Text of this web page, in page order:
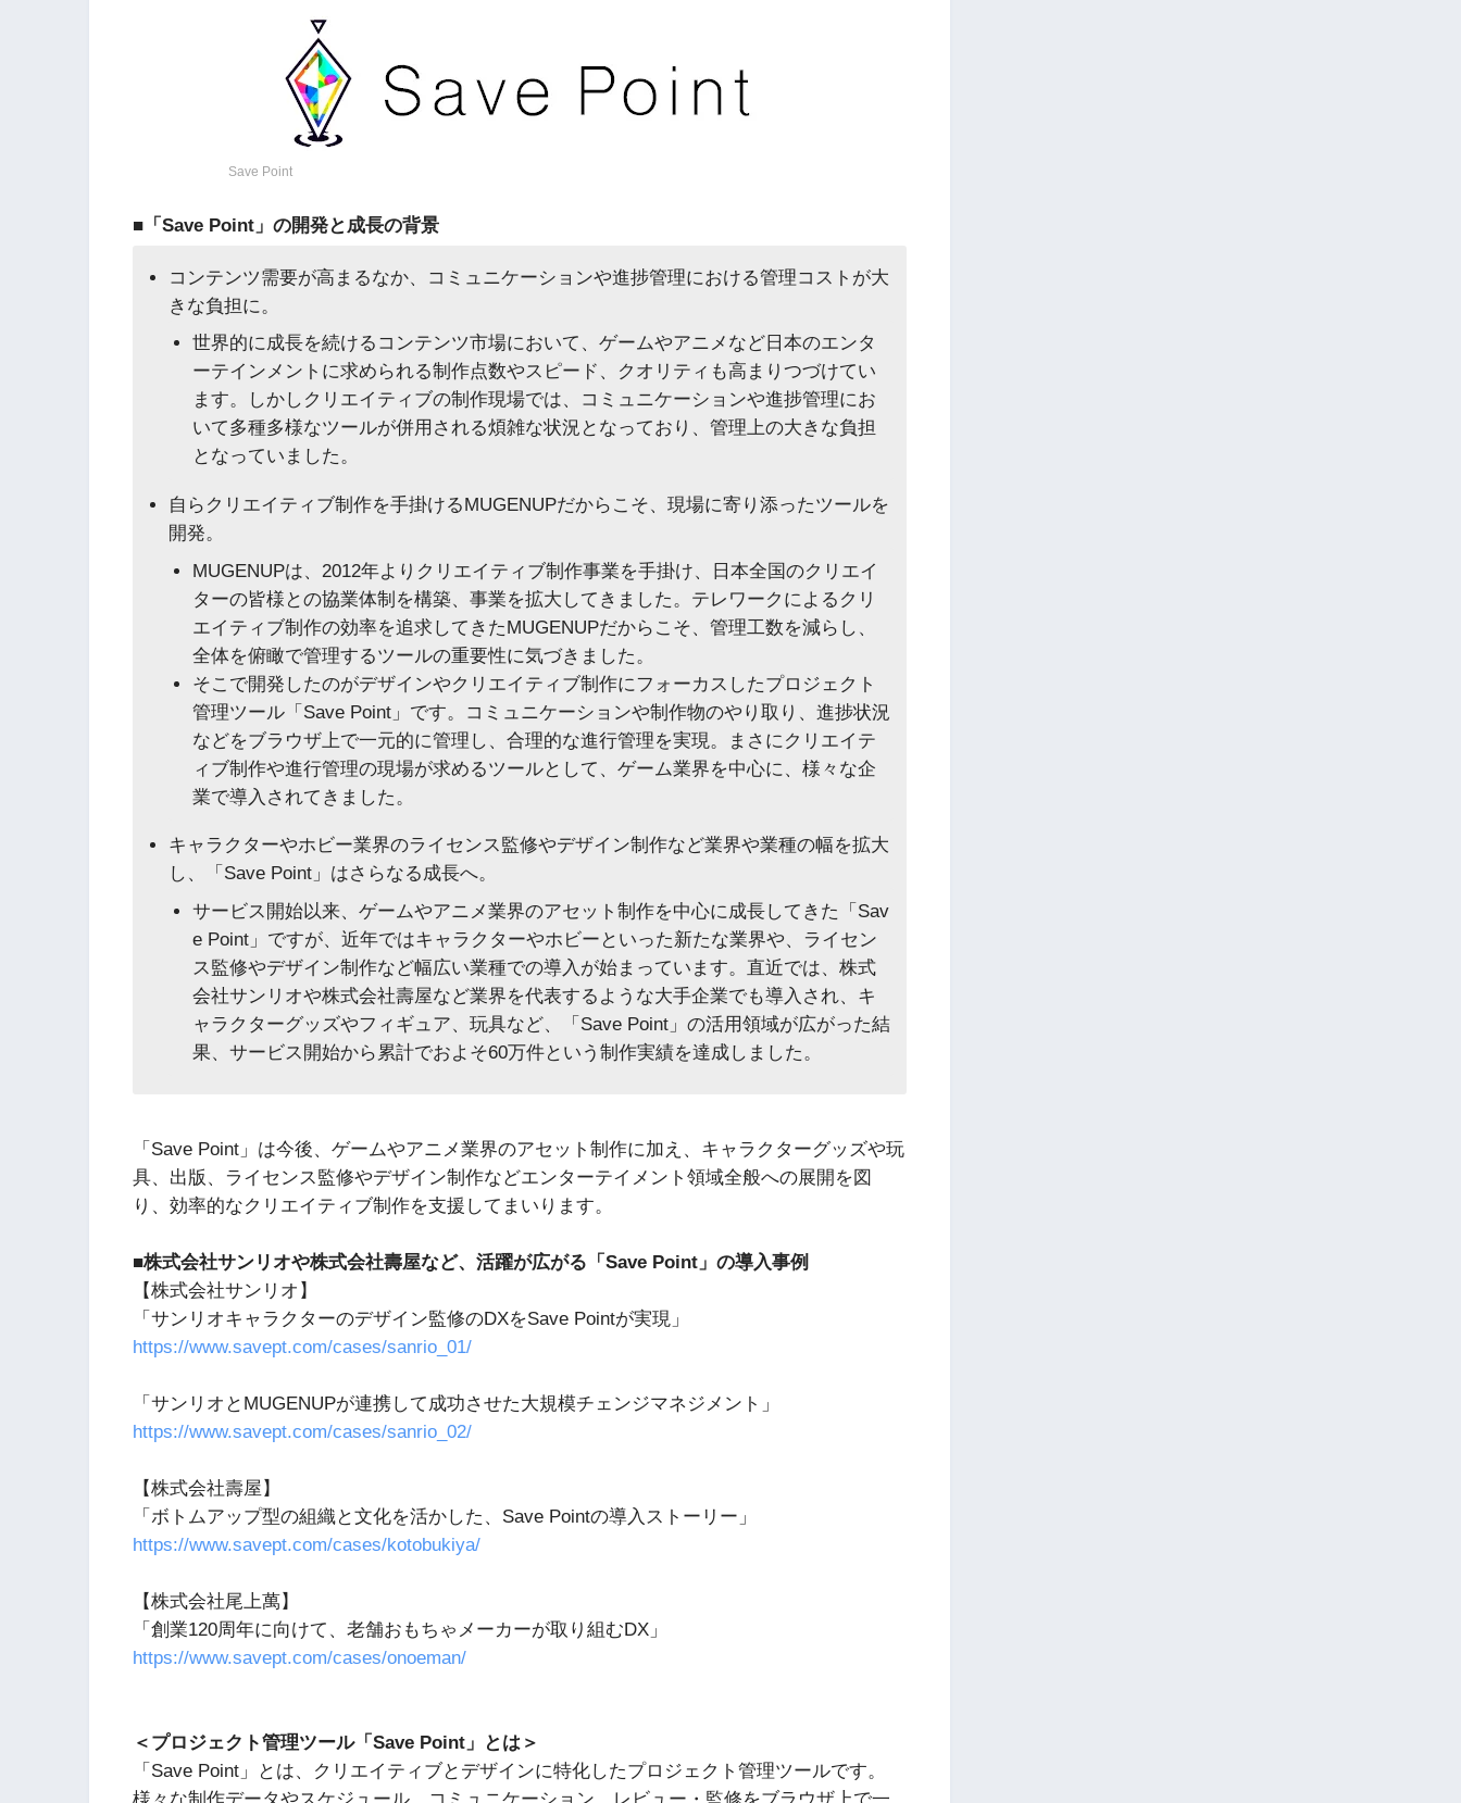
Save Point
■「Save Point」の開発と成長の背景
コンテンツ需要が高まるなか、コミュニケーションや進捗管理における管理コストが大
きな負担に。
世界的に成長を続けるコンテンツ市場において、ゲームやアニメなど日本のエンタ
ーテインメントに求められる制作点数やスピード、クオリティも高まりつづけてい
ます。しかしクリエイティブの制作現場では、コミュニケーションや進捗管理にお
いて多種多様なツールが併用される煩雑な状況となっており、管理上の大きな負担
となっていました。
自らクリエイティブ制作を手掛けるMUGENUPだからこそ、現場に寄り添ったツールを
開発。
MUGENUPは、2012年よりクリエイティブ制作事業を手掛け、日本全国のクリエイ
ターの皆様との協業体制を構築、事業を拡大してきました。テレワークによるクリ
エイティブ制作の効率を追求してきたMUGENUPだからこそ、管理工数を減らし、
全体を俯瞰で管理するツールの重要性に気づきました。
そこで開発したのがデザインやクリエイティブ制作にフォーカスしたプロジェクト
管理ツール「Save Point」です。コミュニケーションや制作物のやり取り、進捗状況
などをブラウザ上で一元的に管理し、合理的な進行管理を実現。まさにクリエイテ
ィブ制作や進行管理の現場が求めるツールとして、ゲーム業界を中心に、様々な企
業で導入されてきました。
キャラクターやホビー業界のライセンス監修やデザイン制作など業界や業種の幅を拡大
し、「Save Point」はさらなる成長へ。
サービス開始以来、ゲームやアニメ業界のアセット制作を中心に成長してきた「Sav
e Point」ですが、近年ではキャラクターやホビーといった新たな業界や、ライセン
ス監修やデザイン制作など幅広い業種での導入が始まっています。直近では、株式
会社サンリオや株式会社壽屋など業界を代表するような大手企業でも導入され、キ
ャラクターグッズやフィギュア、玩具など、「Save Point」の活用領域が広がった結
果、サービス開始から累計でおよそ60万件という制作実績を達成しました。
「Save Point」は今後、ゲームやアニメ業界のアセット制作に加え、キャラクターグッズや玩
具、出版、ライセンス監修やデザイン制作などエンターテイメント領域全般への展開を図
り、効率的なクリエイティブ制作を支援してまいります。
■株式会社サンリオや株式会社壽屋など、活躍が広がる「Save Point」の導入事例
【株式会社サンリオ】
「サンリオキャラクターのデザイン監修のDXをSave Pointが実現」
https://www.savept.com/cases/sanrio_01/
「サンリオとMUGENUPが連携して成功させた大規模チェンジマネジメント」
https://www.savept.com/cases/sanrio_02/
【株式会社壽屋】
「ボトムアップ型の組織と文化を活かした、Save Pointの導入ストーリー」
https://www.savept.com/cases/kotobukiya/
【株式会社尾上萬】
「創業120周年に向けて、老舗おもちゃメーカーが取り組むDX」
https://www.savept.com/cases/onoeman/
＜プロジェクト管理ツール「Save Point」とは＞
「Save Point」とは、クリエイティブとデザインに特化したプロジェクト管理ツールです。